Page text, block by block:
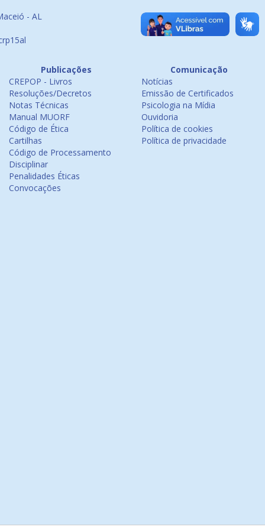
- AL
Publicações
CREPOP - Livros
Resoluções/Decretos
Notas Técnicas
Manual MUORF
Código de Ética
Cartilhas
Código de Processamento
Disciplinar
Penalidades Éticas
Convocações
Comunicação
Notícias
Emissão de Certificados
Psicologia na Mídia
Ouvidoria
Política de cookies
Política de privacidade